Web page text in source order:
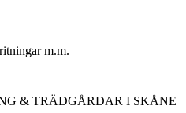
m.m.
& TRÄDGÅRDAR I SKÅNE